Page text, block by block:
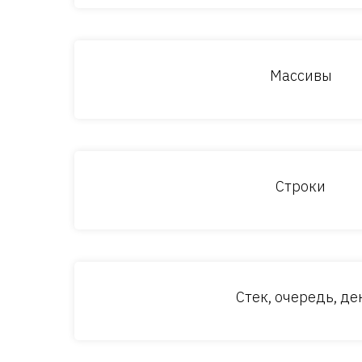
Массивы
Строки
Стек, очередь,